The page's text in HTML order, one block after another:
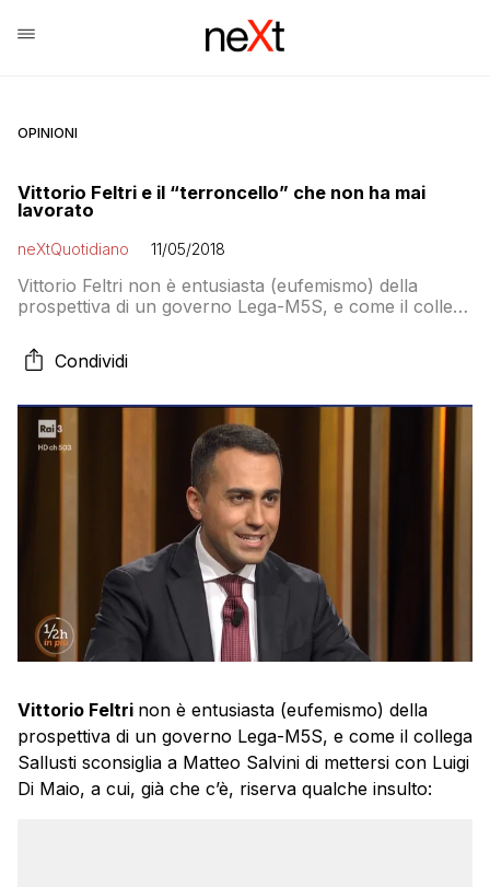
OPINIONI
Vittorio Feltri e il “terroncello” che non ha mai
lavorato
neXtQuotidiano 11/05/2018
Vittorio Feltri non è entusiasta (eufemismo) della
prospettiva di un governo Lega-M5S, e come il collega
Di Maio, a cui, già che c’è, riserva qualche insulto:
Non è arduo ipotizzare che la diarchia Luigino-Matteo
avendo idee (se […]
Condividi
Vittorio Feltri non è entusiasta (eufemismo) della
prospettiva di un governo Lega-M5S, e come il collega
Sallusti sconsiglia a Matteo Salvini di mettersi con Luigi
Di Maio, a cui, già che c’è, riserva qualche insulto: